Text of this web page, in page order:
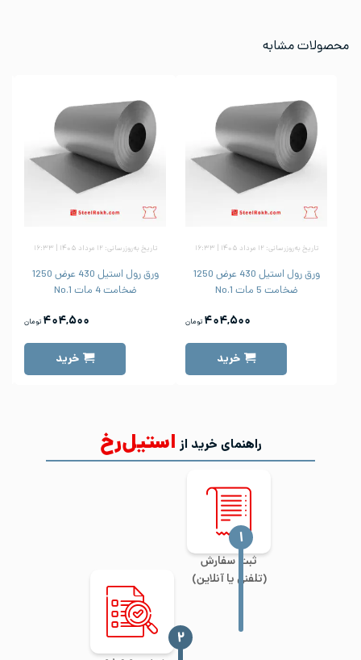
محصولات مشابه
تاریخ به‌روزرسانی: ۱۲ مرداد ۱۴۰۵ | ۱۶:۳۳
ورق رول استیل 430 عرض 1250
ضخامت 5 مات No.1
۴۰۴,۵۰۰ تومان
خرید
تاریخ به‌روزرسانی: ۱۲ مرداد ۱۴۰۵ | ۱۶:۳۳
ورق رول استیل 430 عرض 1250
ضخامت 4 مات No.1
۴۰۴,۵۰۰ تومان
خرید
راهنمای خرید از استیل‌رخ
ثبت سفارش
(تلفنی یا آنلاین)
‍۱
‍۲